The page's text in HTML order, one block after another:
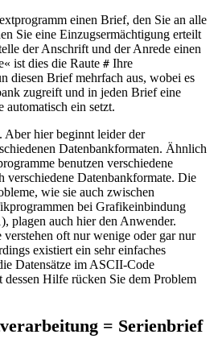
einen Brief, den Sie an alle
Sie eine Einzugsermächtigung erteilt
der Anschrift und der Anrede einen
ist dies die Raute # Ihre
diesen Brief mehrfach aus, wobei es
zugreift und in jeden Brief eine
automatisch ein setzt.
Aber hier beginnt leider der
Datenbankformaten. Ähnlich
benutzen verschiedene
verschiedene Datenbankformate. Die
wie sie auch zwischen
bei Grafikeinbindung
plagen auch hier den Anwender.
oft nur wenige oder gar nur
existiert ein sehr einfaches
Datensätze im ASCII-Code
Hilfe rücken Sie dem Problem
= Serienbrief